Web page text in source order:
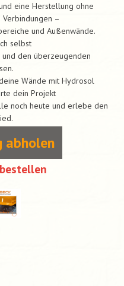
eine Herstellung ohne
Verbindungen –
und Außenwände.
selbst
den überzeugenden
Wände mit Hydrosol
dein Projekt
noch heute und erlebe den
abholen